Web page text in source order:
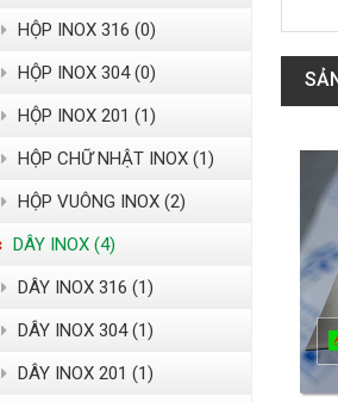
HỘP INOX 316 (0)
HỘP INOX 304 (0)
HỘP INOX 201 (1)
HỘP CHỮ NHẬT INOX (1)
HỘP VUÔNG INOX (2)
DÂY INOX (4)
DÂY INOX 316 (1)
DÂY INOX 304 (1)
DÂY INOX 201 (1)